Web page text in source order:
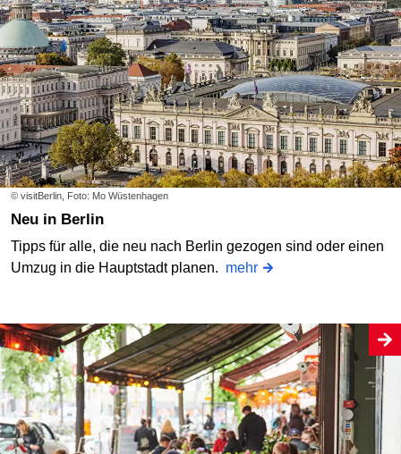
© visitBerlin, Foto: Mo Wüstenhagen
Neu in Berlin
Tipps für alle, die neu nach Berlin gezogen sind oder einen
Umzug in die Hauptstadt planen. mehr